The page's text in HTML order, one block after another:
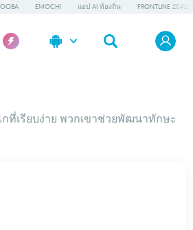
EMOCHI แอป AI ท้องถิ่น FRONTLINE 2042
ที่เรียบง่าย พวกเขาช่วยพัฒนาทักษะ